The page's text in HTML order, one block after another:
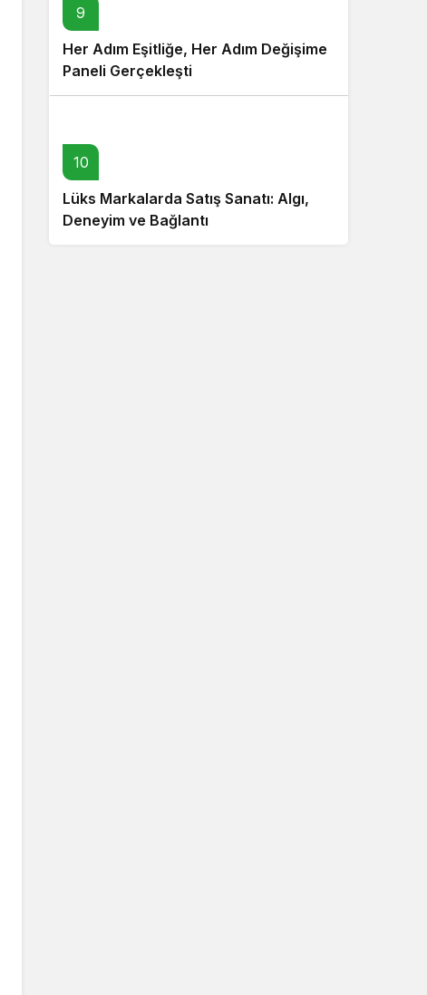
9
Her Adım Eşitliğe, Her Adım Değişime
Paneli Gerçekleşti
10
Lüks Markalarda Satış Sanatı: Algı,
Deneyim ve Bağlantı